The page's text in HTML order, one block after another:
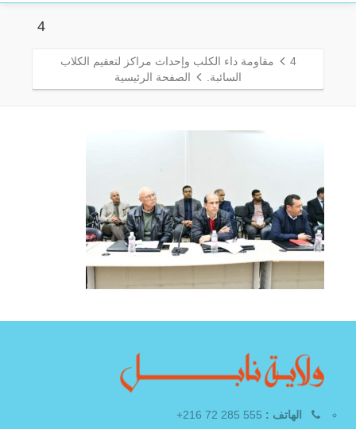
4
4
مقاومة داء الكلب وإحداث مراكز لتعقيم الكلاب
السائبة.
الصفحة الرئيسية
الهاتف :